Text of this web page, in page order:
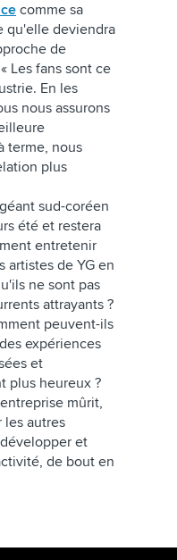
comme sa
qu'elle deviendra
de
Les fans sont ce
En les
nous assurons
terme, nous
plus
sud-coréen
été et restera
entretenir
artistes de YG en
ne sont pas
attrayants ?
peuvent-ils
expériences
et
plus heureux ?
mûrit,
les autres
et
de bout en